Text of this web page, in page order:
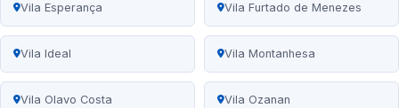
Vila Esperança Vila Furtado de Menezes
Vila Ideal Vila Montanhesa
Vila Olavo Costa Vila Ozanan